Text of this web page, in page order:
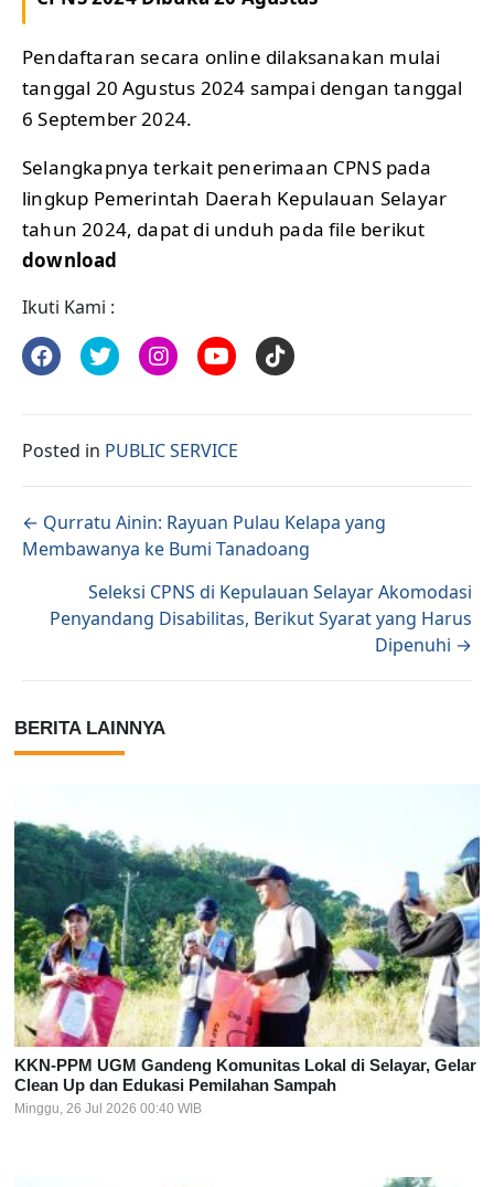
Pendaftaran secara online dilaksanakan mulai
tanggal 20 Agustus 2024 sampai dengan tanggal
6 September 2024.
Selangkapnya terkait penerimaan CPNS pada
lingkup Pemerintah Daerah Kepulauan Selayar
tahun 2024, dapat di unduh pada file berikut
download
Ikuti Kami :
Posted in PUBLIC SERVICE
Posts navigation
← Qurratu Ainin: Rayuan Pulau Kelapa yang
Membawanya ke Bumi Tanadoang
Seleksi CPNS di Kepulauan Selayar Akomodasi
Penyandang Disabilitas, Berikut Syarat yang Harus
Dipenuhi →
BERITA LAINNYA
KKN-PPM UGM Gandeng Komunitas Lokal di Selayar, Gelar
Clean Up dan Edukasi Pemilahan Sampah
Minggu, 26 Jul 2026 00:40 WIB